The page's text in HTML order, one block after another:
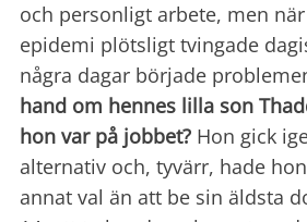
och personligt arbete, men
epidemi plötsligt tvingade
några dagar började
hand om hennes lilla son
hon var på jobbet? Hon gick
alternativ och, tyvärr, hade
annat val än att be sin äldsta